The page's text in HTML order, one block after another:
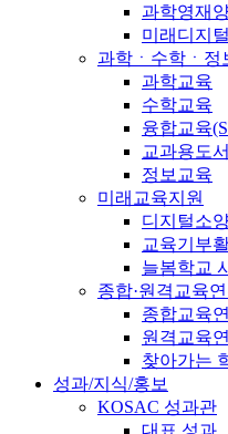
과학영재
미래디지
과학ㆍ수학ㆍ정
과학교육
수학교육
융합교육
교과용도
정보교육
미래교육지원
디지털소
교육기부
늘봄학교
종합·원격교육
종합교육
원격교육
찾아가는
성과/지식/홍보
KOSAC 성과관
대표 성과